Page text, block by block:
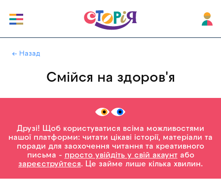
← Назад
Смійся на здоров'я
Друзі! Щоб користуватися всіма можливостями
нашої платформи: читати цікаві історії, матеріали та
поради для заохочення читання та креативного
письма - просто увійдіть у свій акаунтабо
зареєструйтеся. Це займе лише кілька хвилин.